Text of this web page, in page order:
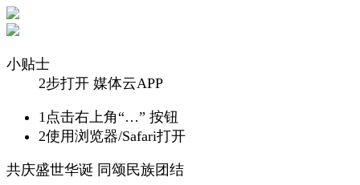
小贴士
2步打开 媒体云APP
1点击右上角“…” 按钮
2使用浏览器/Safari打开
共庆盛世华诞 同颂民族团结